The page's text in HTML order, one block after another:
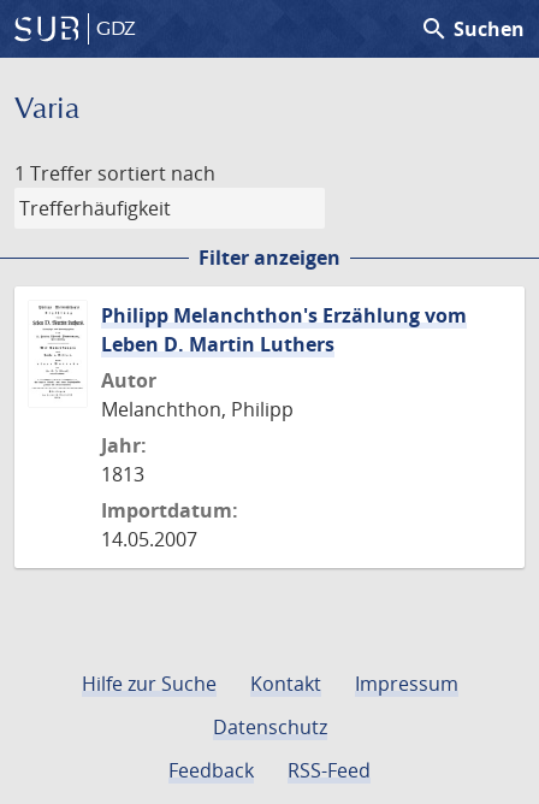
GDZ search Suchen
Varia
1 Treffer sortiert nach
Filter anzeigen
Philipp Melanchthon's Erzählung vom
Leben D. Martin Luthers
Autor
Melanchthon, Philipp
Jahr:
1813
Importdatum:
14.05.2007
Hilfe zur Suche Kontakt
Impressum
Datenschutz
Feedback
RSS-Feed